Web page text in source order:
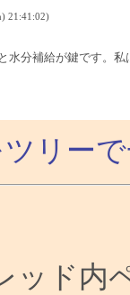
21:41:02)
水分補給が鍵です。
リー
ッド内